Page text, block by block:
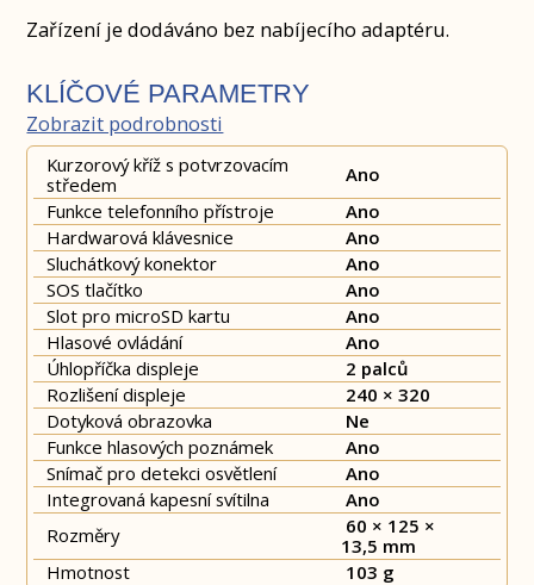
Zařízení je dodáváno bez nabíjecího adaptéru.
KLÍČOVÉ PARAMETRY
Zobrazit podrobnosti
Kurzorový kříž s potvrzovacím
středem
Ano
Funkce telefonního přístroje
Ano
Hardwarová klávesnice
Ano
Sluchátkový konektor
Ano
SOS tlačítko
Ano
Slot pro microSD kartu
Ano
Hlasové ovládání
Ano
Úhlopříčka displeje
2 palců
Rozlišení displeje
240 × 320
Dotyková obrazovka
Ne
Funkce hlasových poznámek
Ano
Snímač pro detekci osvětlení
Ano
Integrovaná kapesní svítilna
Ano
Rozměry
60 × 125 ×
13,5 mm
Hmotnost
103 g